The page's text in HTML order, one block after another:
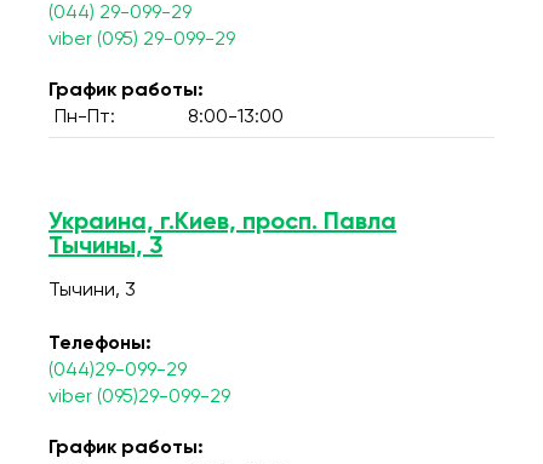
(044) 29-099-29
viber (095) 29-099-29
График работы:
Пн-Пт:
8:00-13:00
Украина, г.Киев, просп. Павла
Тычины, 3
Тычини, 3
Телефоны:
(044)29-099-29
viber (095)29-099-29
График работы: